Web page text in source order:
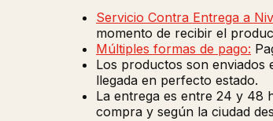
Servicio Contra Entrega a
momento de recibir el
Múltiples formas de pago:
Los productos son enviados
llegada en perfecto estado.
La entrega es entre 24 y 48
compra y según la ciudad